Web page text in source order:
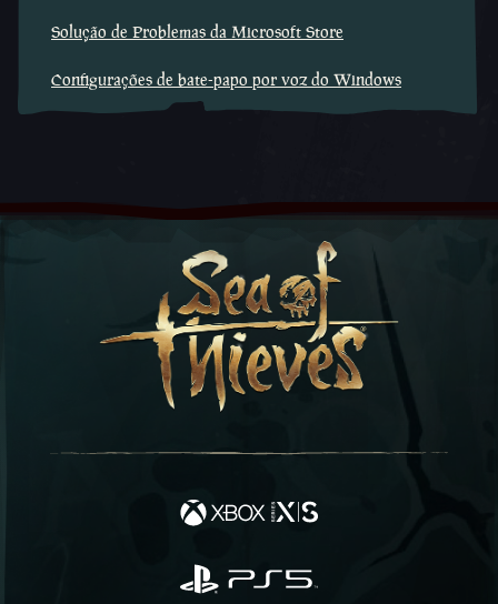
Solução de Problemas da Microsoft Store
Configurações de bate-papo por voz do Windows